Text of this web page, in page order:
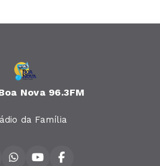
Nova 96.3FM
da Família